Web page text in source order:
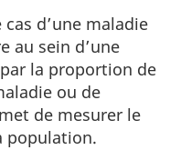
d’une maladie
au sein d’une
la proportion de
ou de
de mesurer le
population.